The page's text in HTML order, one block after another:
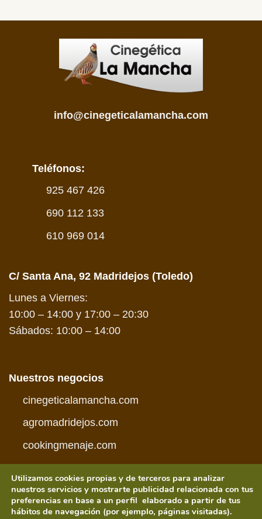
info@cinegeticalamancha.com
Teléfonos:
925 467 426
690 112 133
610 969 014
C/ Santa Ana, 92 Madridejos (Toledo)
Lunes a Viernes:
10:00 – 14:00 y 17:00 – 20:30
Sábados: 10:00 – 14:00
Nuestros negocios
cinegeticalamancha.com
agromadridejos.com
cookingmenaje.com
Visa PayPal MasterCardAmericanCredit Visa
Utilizamos cookies propias y de terceros para analizar
nuestros servicios y mostrarte publicidad relacionada con tus
preferencias en base a un perfil elaborado a partir de tus
hábitos de navegación (por ejemplo, páginas visitadas).